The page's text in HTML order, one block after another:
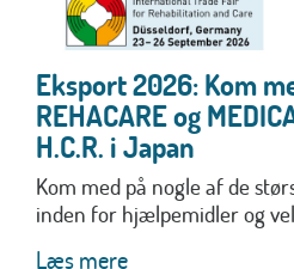
Eksport 2026: Kom
REHACARE og
H.C.R. i Japan
Kom med på nogle af de
inden for hjælpemidler og
Læs mere